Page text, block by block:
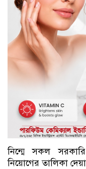
নিন্মে সকল
নিয়োগের তালিকা